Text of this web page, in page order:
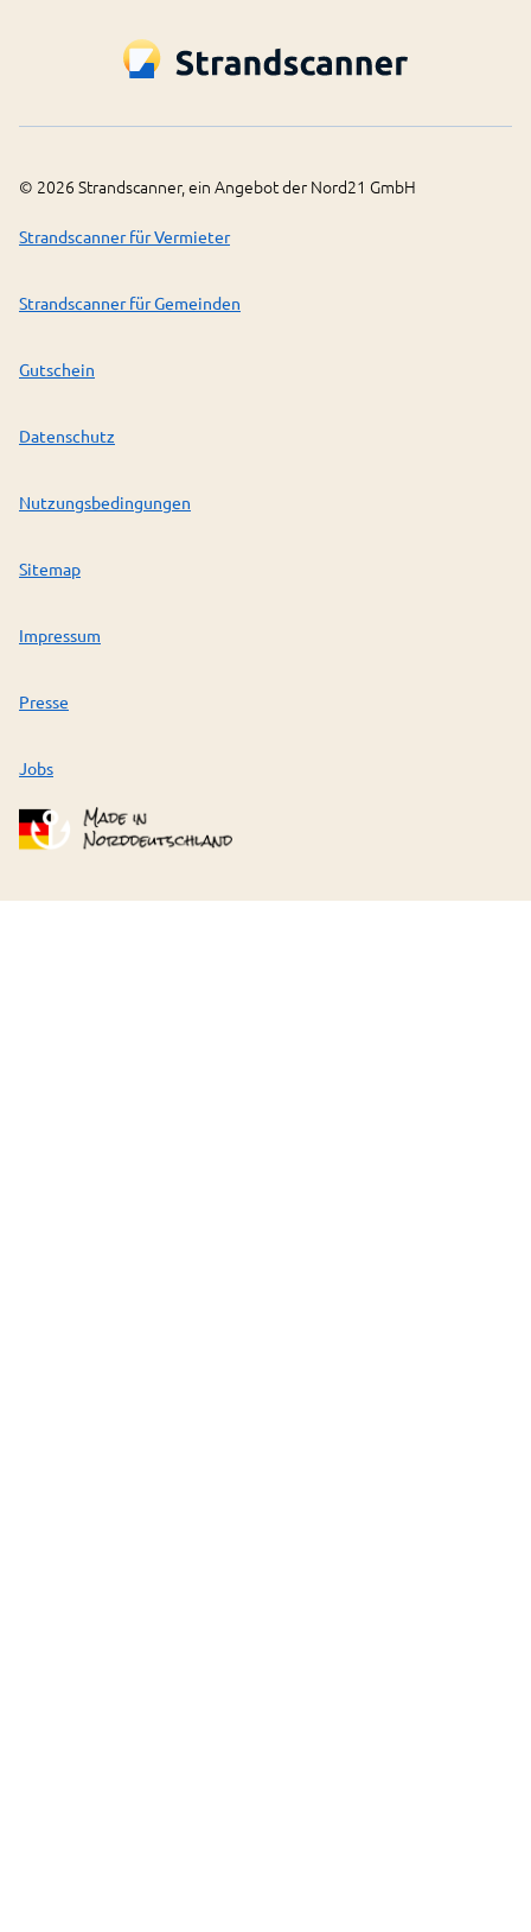
© 2026 Strandscanner, ein Angebot der Nord21 GmbH
Strandscanner für Vermieter
Strandscanner für Gemeinden
Gutschein
Datenschutz
Nutzungsbedingungen
Sitemap
Impressum
Presse
Jobs